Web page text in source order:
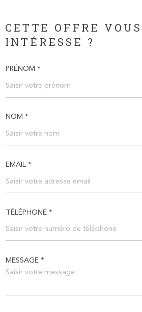
CETTE OFFRE VOUS
INTÉRESSE ?
PRÉNOM *
NOM *
EMAIL *
TÉLÉPHONE *
MESSAGE *